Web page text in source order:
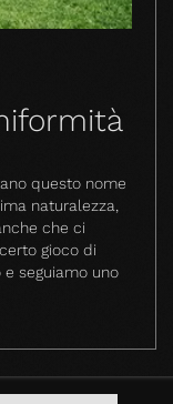
questo nome
naturalezza,
che ci
gioco di
seguiamo uno